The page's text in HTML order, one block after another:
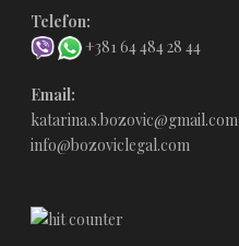
Telefon:
+381 64 484 28 44
Email:
katarina.s.bozovic@gmail.com
info@bozoviclegal.com